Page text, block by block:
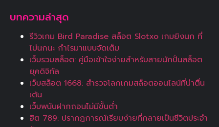
บทความล่าสุด
รีวิวเกม Bird Paradise สล็อต Slotxo เกมยิงนก ที่
ไม่นกนะ กำไรมาแบบจัดเต็ม
เว็บรวมสล็อต: คู่มือเข้าใจง่ายสำหรับสายนักปั่นสล็อต
ยุคดิจิทัล
เว็บสล็อต 1668: สำรวจโลกเกมสล็อตออนไลน์ที่น่าตื่น
เต้น
เว็บพนันฝากถอนไม่มีขั้นต่ำ
ฮิต 789: ปรากฏการณ์เรียบง่ายที่กลายเป็นชีวิตประจำ